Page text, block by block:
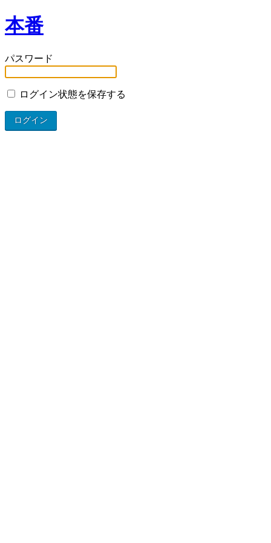
本番
パスワード
ログイン状態を保存する